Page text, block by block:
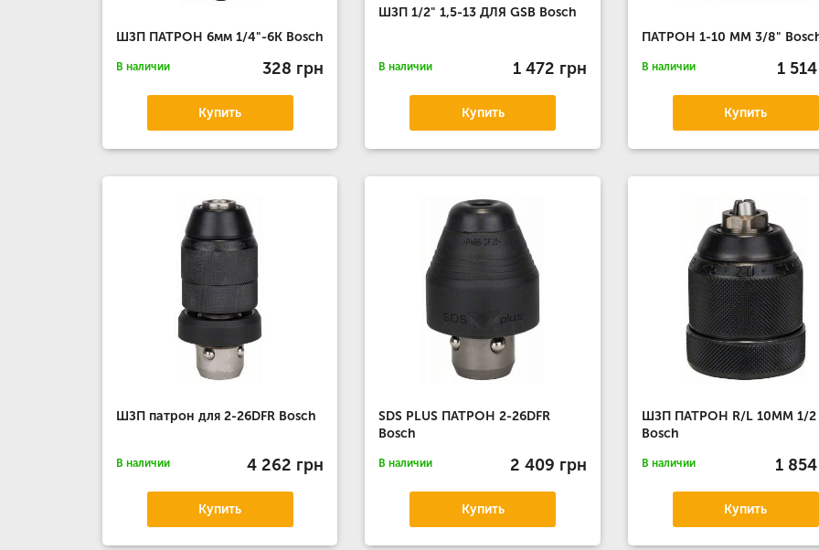
ШЗП ПАТРОН 6мм 1/4"-6К Bosch
В наличии 328 грн
Купить
ШЗП 1/2" 1,5-13 ДЛЯ GSB Bosch
В наличии 1 472 грн
Купить
ПАТРОН 1-10 ММ 3/8"
В наличии 1
Купить
ШЗП патрон для 2-26DFR Bosch
В наличии 4 262 грн
Купить
SDS PLUS ПАТРОН 2-26DFR
Bosch
В наличии 2 409 грн
Купить
ШЗП ПАТРОН R/L 10MM 1/2
Bosch
В наличии 1
Купить